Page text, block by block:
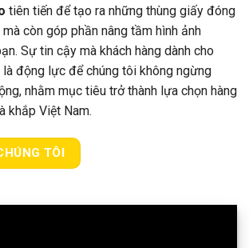
tiên tiến để tạo ra những thùng giấy đóng
còn góp phần nâng tầm hình ảnh
Sự tin cậy mà khách hàng dành cho
là động lực để chúng tôi không ngừng
nhằm mục tiêu trở thành lựa chọn hàng
khắp Việt Nam.
TÔI